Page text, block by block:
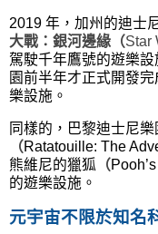
2019 年，加州的迪士
大戰：銀河邊緣（Star
駕駛千年鷹號的遊樂
園前半年才正式開發
樂設施。
同樣的，巴黎迪士尼
（Ratatouille: The
熊維尼的獵狐 （
的遊樂設施。
元宇宙不限於知名